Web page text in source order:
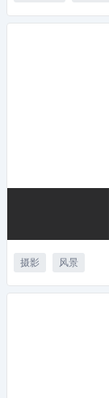
摄影 风景